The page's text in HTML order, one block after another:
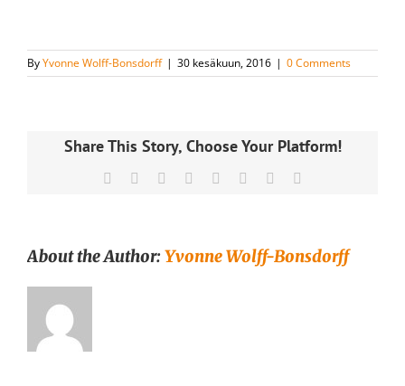
ByYvonne Wolff-Bonsdorff | 30 kesäkuun, 2016 | 0 Comments
Share This Story, Choose Your Platform!
Facebook Reddit LinkedIn
TumblrPinterest
About the Author:Yvonne Wolff-Bonsdorff